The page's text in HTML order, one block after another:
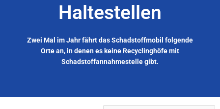
Haltestellen
Zwei Mal im Jahr fährt das Schadstoffmobil folgende
Orte an, in denen es keine Recyclinghöfe mit
Schadstoffannahmestelle gibt.